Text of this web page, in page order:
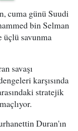
cuma günü Suudi
bin Selman
üçlü savunma
savaşı
karşısında
stratejik
Duran'ın